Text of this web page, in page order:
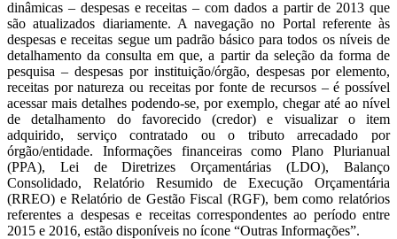
dinâmicas – despesas e receitas – com dados a partir de 2013 que
são atualizados diariamente. A navegação no Portal referente às
despesas e receitas segue um padrão básico para todos os níveis de
detalhamento da consulta em que, a partir da seleção da forma de
pesquisa – despesas por instituição/órgão, despesas por elemento,
receitas por natureza ou receitas por fonte de recursos – é possível
acessar mais detalhes podendo-se, por exemplo, chegar até ao nível
de detalhamento do favorecido (credor) e visualizar o item
adquirido, serviço contratado ou o tributo arrecadado por
órgão/entidade. Informações financeiras como Plano Plurianual
(PPA), Lei de Diretrizes Orçamentárias (LDO), Balanço
Consolidado, Relatório Resumido de Execução Orçamentária
(RREO) e Relatório de Gestão Fiscal (RGF), bem como relatórios
referentes a despesas e receitas correspondentes ao período entre
2015 e 2016, estão disponíveis no ícone “Outras Informações”.